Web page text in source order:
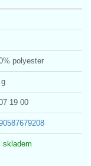
polyester
19 00
skladem